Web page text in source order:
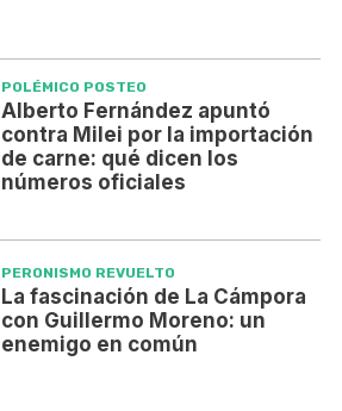
POLÉMICO POSTEO
Alberto Fernández apuntó
contra Milei por la importación
de carne: qué dicen los
números oficiales
PERONISMO REVUELTO
La fascinación de La Cámpora
con Guillermo Moreno: un
enemigo en común